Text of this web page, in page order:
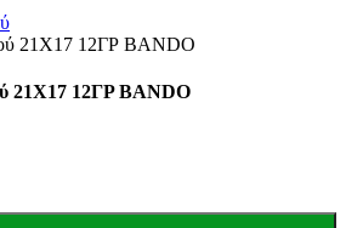
21Χ17 12ΓΡ BANDO